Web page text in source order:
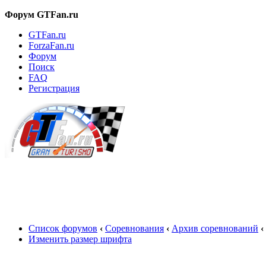
Форум GTFan.ru
GTFan.ru
ForzaFan.ru
Форум
Поиск
FAQ
Регистрация
Список форумов ‹ Соревнования ‹ Архив соревнований ‹
Изменить размер шрифта